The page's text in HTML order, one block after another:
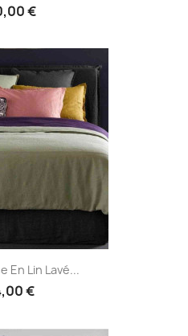
€
En Lin Lavé...
€